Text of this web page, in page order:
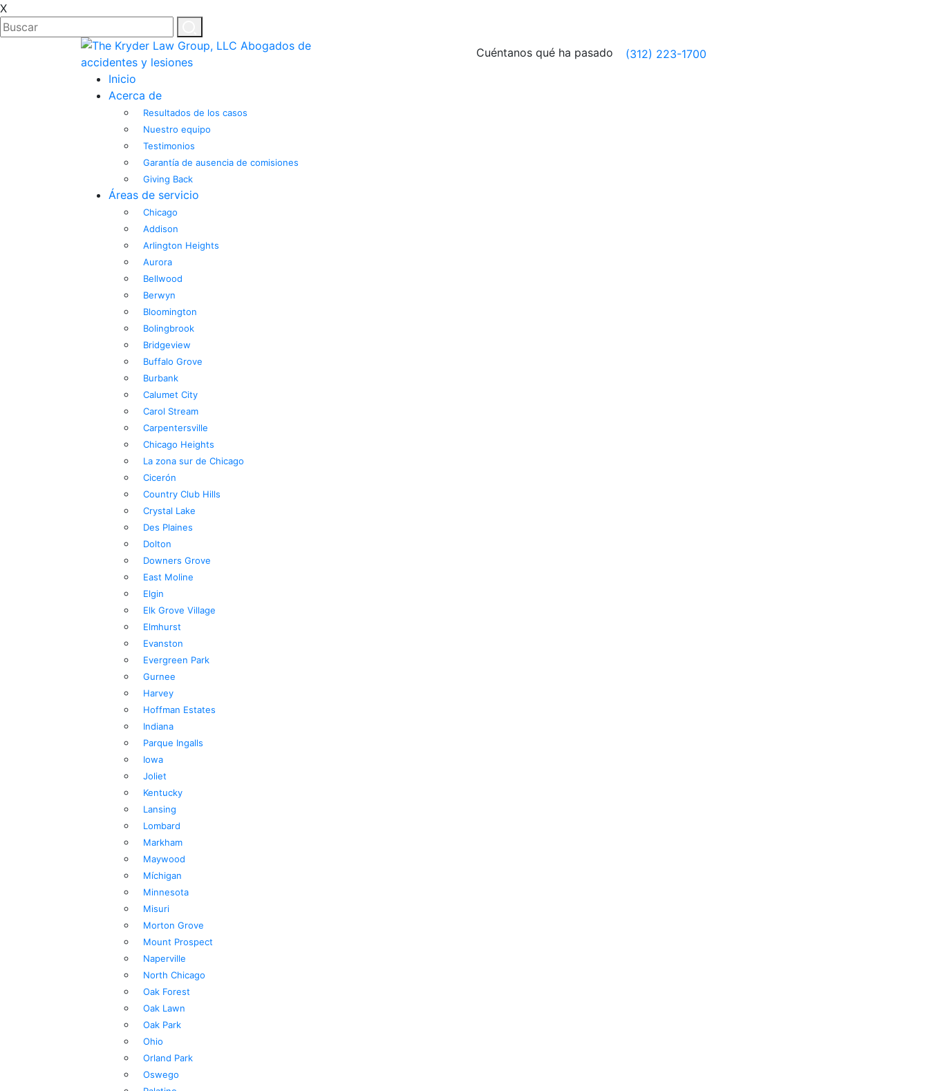
X
Cuéntanos qué ha pasado
(312) 223-1700
Inicio
Acerca de
Resultados de los casos
Nuestro equipo
Testimonios
Garantía de ausencia de comisiones
Giving Back
Áreas de servicio
Chicago
Addison
Arlington Heights
Aurora
Bellwood
Berwyn
Bloomington
Bolingbrook
Bridgeview
Buffalo Grove
Burbank
Calumet City
Carol Stream
Carpentersville
Chicago Heights
La zona sur de Chicago
Cicerón
Country Club Hills
Crystal Lake
Des Plaines
Dolton
Downers Grove
East Moline
Elgin
Elk Grove Village
Elmhurst
Evanston
Evergreen Park
Gurnee
Harvey
Hoffman Estates
Indiana
Parque Ingalls
Iowa
Joliet
Kentucky
Lansing
Lombard
Markham
Maywood
Míchigan
Minnesota
Misuri
Morton Grove
Mount Prospect
Naperville
North Chicago
Oak Forest
Oak Lawn
Oak Park
Ohio
Orland Park
Oswego